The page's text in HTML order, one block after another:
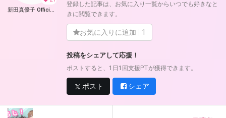
新田真優子 Official Fantia (新田真優子)
登録した記事は、お気に入り一覧からいつでも好きなと
きに閲覧できます。
お気に入りに追加 1
投稿をシェアして応援！
ポストすると、1日1回支援PTが獲得できます。
ポスト シェア